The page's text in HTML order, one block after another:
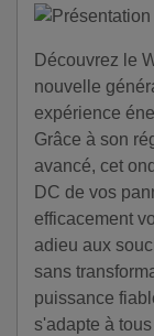
Découvrez le
nouvelle
expérience
Grâce à son
avancé, cet
DC de vos
efficacement
adieu aux
sans
puissance
s'adapte à